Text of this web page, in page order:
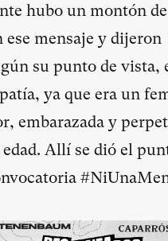
hubo un montón
ese mensaje y dijeron
su punto de vista,
ya que era un
embarazada y
edad. Allí se dió el